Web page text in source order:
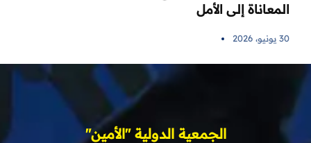
المعاناة إلى الأمل
30 يونيو، 2026
الجمعية الدولية "الأمين"